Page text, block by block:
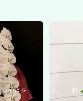
華やぎを 想